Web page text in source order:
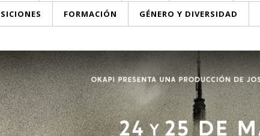
FORMACIÓN GÉNERO Y DIVERSIDAD